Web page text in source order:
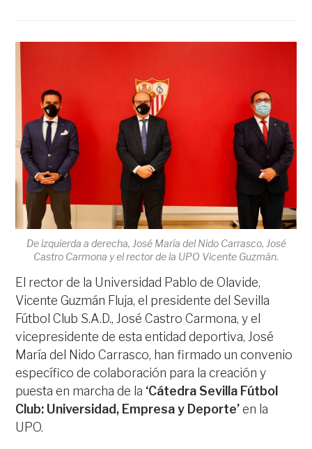
De izquierda a derecha, José María del Nido Carrasco, José
Castro Carmona y el rector de la UPO Vicente Guzmán.
El rector de la Universidad Pablo de Olavide,
Vicente Guzmán Fluja, el presidente del Sevilla
Fútbol Club S.A.D., José Castro Carmona, y el
vicepresidente de esta entidad deportiva, José
María del Nido Carrasco, han firmado un convenio
específico de colaboración para la creación y
puesta en marcha de la ‘Cátedra Sevilla Fútbol
Club: Universidad, Empresa y Deporte’en la
UPO.